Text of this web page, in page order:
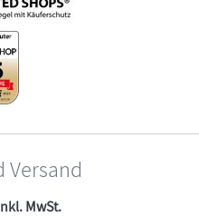
Versand
MwSt.